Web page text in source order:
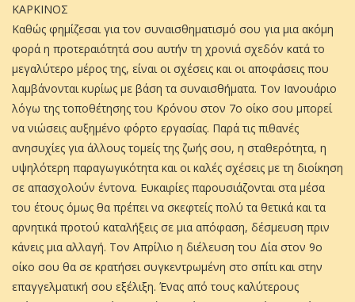
ΚΑΡΚΙΝΟΣ
Καθώς φημίζεσαι για τον συναισθηματισμό σου για μια ακόμη
φορά η προτεραιότητά σου αυτήν τη χρονιά σχεδόν κατά το
μεγαλύτερο μέρος της, είναι οι σχέσεις και οι αποφάσεις που
λαμβάνονται κυρίως με βάση τα συναισθήματα. Τον Ιανουάριο
λόγω της τοποθέτησης του Κρόνου στον 7ο οίκο σου μπορεί
να νιώσεις αυξημένο φόρτο εργασίας. Παρά τις πιθανές
ανησυχίες για άλλους τομείς της ζωής σου, η σταθερότητα, η
υψηλότερη παραγωγικότητα και οι καλές σχέσεις με τη διοίκηση
σε απασχολούν έντονα. Ευκαιρίες παρουσιάζονται στα μέσα
του έτους όμως θα πρέπει να σκεφτείς πολύ τα θετικά και τα
αρνητικά προτού καταλήξεις σε μια απόφαση, δέσμευση πριν
κάνεις μια αλλαγή. Τον Απρίλιο η διέλευση του Δία στον 9ο
οίκο σου θα σε κρατήσει συγκεντρωμένη στο σπίτι και στην
επαγγελματική σου εξέλιξη. Ένας από τους καλύτερους